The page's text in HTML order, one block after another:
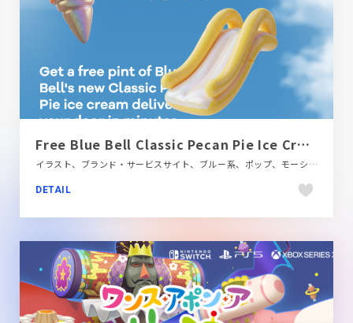
Free Blue Bell Classic Pecan Pie Ice Cream | Wing Delivery
イラスト、ブランド・サービスサイト、ブルー系、ポップ、モーション多め、飲食店・グルメ・ウェディング
DETAIL